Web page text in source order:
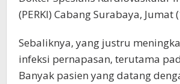
(PERKI) Cabang Surabaya, Jumat
Sebaliknya, yang justru
infeksi pernapasan, terutama
Banyak pasien yang datang